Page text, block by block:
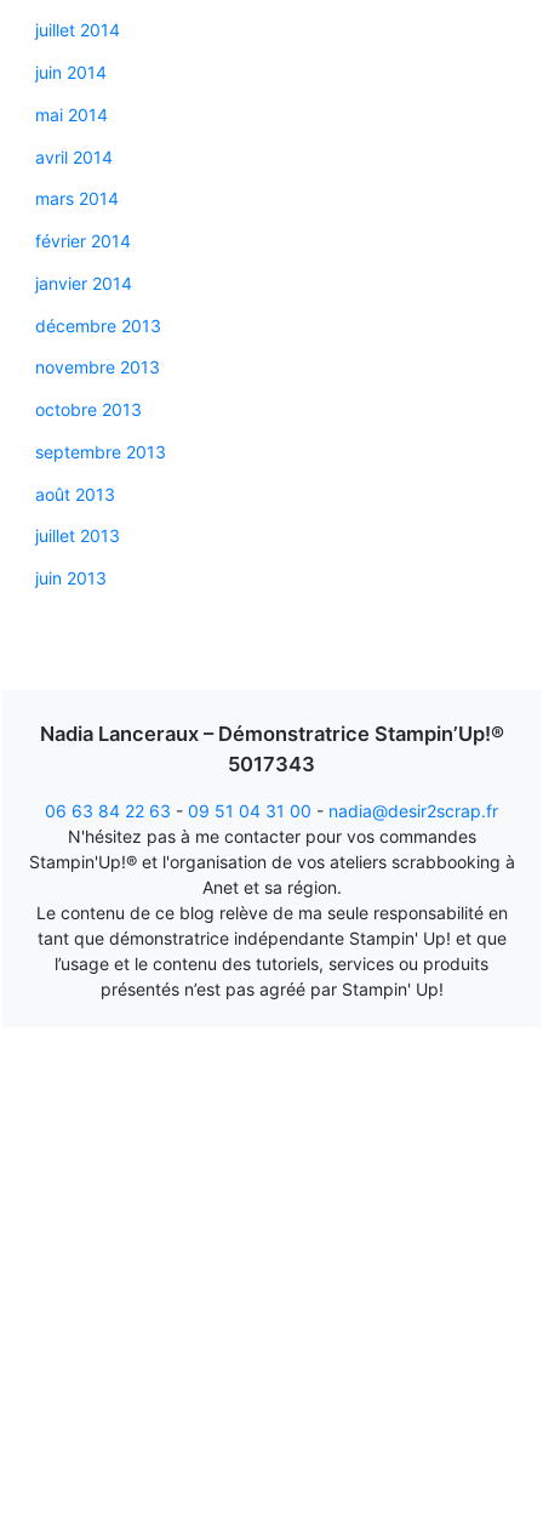
juillet 2014
juin 2014
mai 2014
avril 2014
mars 2014
février 2014
janvier 2014
décembre 2013
novembre 2013
octobre 2013
septembre 2013
août 2013
juillet 2013
juin 2013
Nadia Lanceraux – Démonstratrice Stampin’Up!®
5017343
06 63 84 22 63 - 09 51 04 31 00 - nadia@desir2scrap.fr
N'hésitez pas à me contacter pour vos commandes
Stampin'Up!® et l'organisation de vos ateliers scrabbooking à
Anet et sa région.
Le contenu de ce blog relève de ma seule responsabilité en
tant que démonstratrice indépendante Stampin' Up! et que
l’usage et le contenu des tutoriels, services ou produits
présentés n’est pas agréé par Stampin' Up!